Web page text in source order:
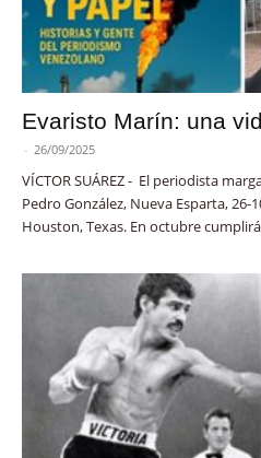
Evaristo Marín: una
- 26/09/2025
VÍCTOR SUÁREZ - El periodista
Pedro González, Nueva Esparta, 26-
Houston, Texas. En octubre